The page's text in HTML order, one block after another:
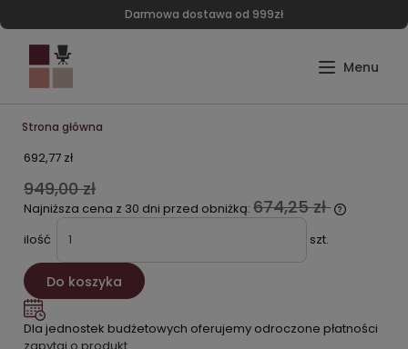
Darmowa dostawa od 999zł
Strona główna
692,77 zł
949,00 zł
Najniższa cena z 30 dni przed obniżką: 674,25 zł
ilość szt.
Do koszyka
Dla jednostek budżetowych oferujemy odroczone płatności